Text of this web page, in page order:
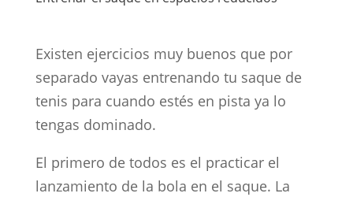
Existen ejercicios muy buenos que por
separado vayas entrenando tu saque de
tenis para cuando estés en pista ya lo
tengas dominado.
El primero de todos es el practicar el
lanzamiento de la bola en el saque. La